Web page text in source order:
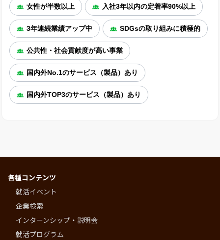
女性が半数以上 入社3年以内の定着率90%以上
3年連続業績アップ中 SDGsの取り組みに積極的
公共性・社会貢献度が高い事業
国内外No.1のサービス（製品）あり
国内外TOP3のサービス（製品）あり
各種コンテンツ
就活イベント
企業検索
インターンシップ・説明会
就活プログラム